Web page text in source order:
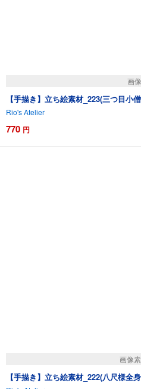
画
【手描き】立ち絵素材_223(三つ目小
Rio's Atelier
770 円
画像
【手描き】立ち絵素材_222(八尺様全